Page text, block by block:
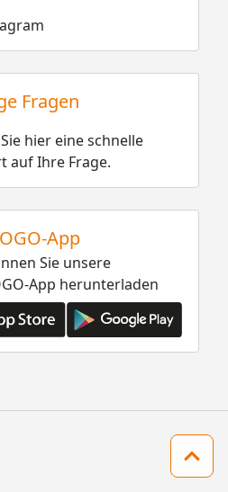
Fragen
hier eine schnelle
auf Ihre Frage.
App
Sie unsere
App herunterladen